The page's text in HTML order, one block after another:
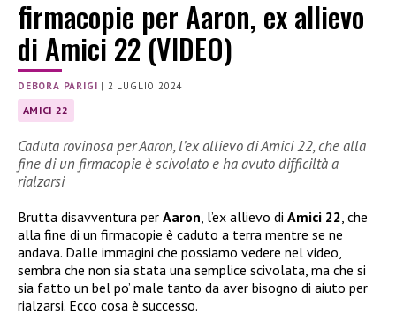
firmacopie per Aaron, ex allievo
di Amici 22 (VIDEO)
DEBORA PARIGI | 2 LUGLIO 2024
AMICI 22
Caduta rovinosa per Aaron, l’ex allievo di Amici 22, che alla
fine di un firmacopie è scivolato e ha avuto difficiltà a
rialzarsi
Brutta disavventura per Aaron, l’ex allievo di Amici 22, che
alla fine di un firmacopie è caduto a terra mentre se ne
andava. Dalle immagini che possiamo vedere nel video,
sembra che non sia stata una semplice scivolata, ma che si
sia fatto un bel po’ male tanto da aver bisogno di aiuto per
rialzarsi. Ecco cosa è successo.